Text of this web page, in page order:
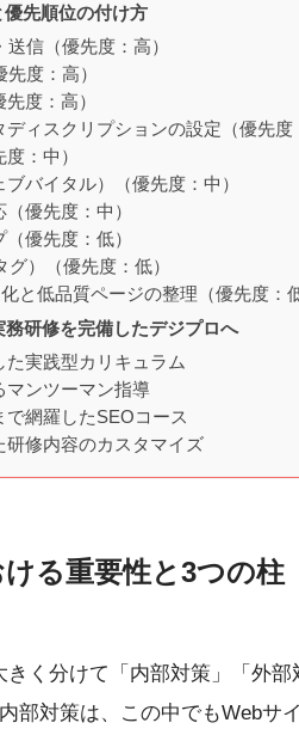
先順位の付け方
信（優先度：高）
度：高）
度：高）
ィスクリプションの設定（優先度
：中）
バイタル）（優先度：中）
優先度：中）
優先度：低）
）（優先度：低）
と低品質ページの整理（優先度：低
研修を完備したデジプロへ
実践型カリキュラム
マンツーマン指導
網羅したSEOコース
修内容のカスタマイズ
る重要性と3つの柱
く分けて「内部対策」「外部
部対策は、この中でもWebサ